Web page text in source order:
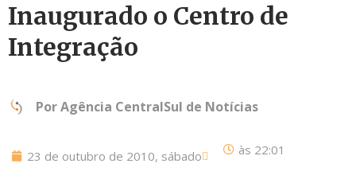
Inaugurado o Centro de
Integração
PorAgência CentralSul de Notícias
23 de outubro de 2010, sábado às 22:01